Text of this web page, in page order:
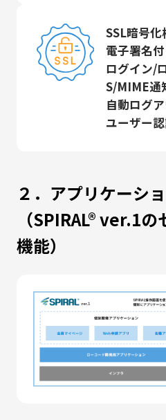
SSL暗号
電子署名
ログイン/
S/MIME通
自動ログ
ユーザー
２．アプリケーシ
（SPIRAL® ver.1
機能）